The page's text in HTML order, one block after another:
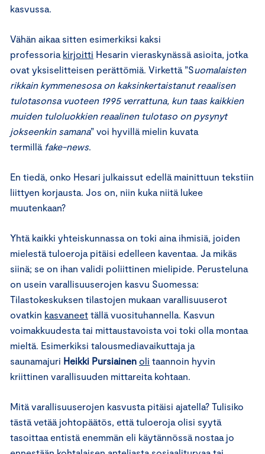
kasvussa.
Vähän aikaa sitten esimerkiksi kaksi
professoria kirjoitti Hesarin vieraskynässä asioita, jotka
ovat yksiselitteisen perättömiä. Virkettä ”Suomalaisten
rikkain kymmenesosa on kaksinkertaistanut reaalisen
tulotasonsa vuoteen 1995 verrattuna, kun taas kaikkien
muiden tuloluokkien reaalinen tulotaso on pysynyt
jokseenkin samana” voi hyvillä mielin kuvata
termillä fake-news.
En tiedä, onko Hesari julkaissut edellä mainittuun tekstiin
liittyen korjausta. Jos on, niin kuka niitä lukee
muutenkaan?
Yhtä kaikki yhteiskunnassa on toki aina ihmisiä, joiden
mielestä tuloeroja pitäisi edelleen kaventaa. Ja mikäs
siinä; se on ihan validi poliittinen mielipide. Perusteluna
on usein varallisuuserojen kasvu Suomessa:
Tilastokeskuksen tilastojen mukaan varallisuuserot
ovatkin kasvaneet tällä vuosituhannella. Kasvun
voimakkuudesta tai mittaustavoista voi toki olla montaa
mieltä. Esimerkiksi talousmediavaikuttaja ja
saunamajuri Heikki Pursiainen oli taannoin hyvin
kriittinen varallisuuden mittareita kohtaan.
Mitä varallisuuserojen kasvusta pitäisi ajatella? Tulisiko
tästä vetää johtopäätös, että tuloeroja olisi syytä
tasoittaa entistä enemmän eli käytännössä nostaa jo